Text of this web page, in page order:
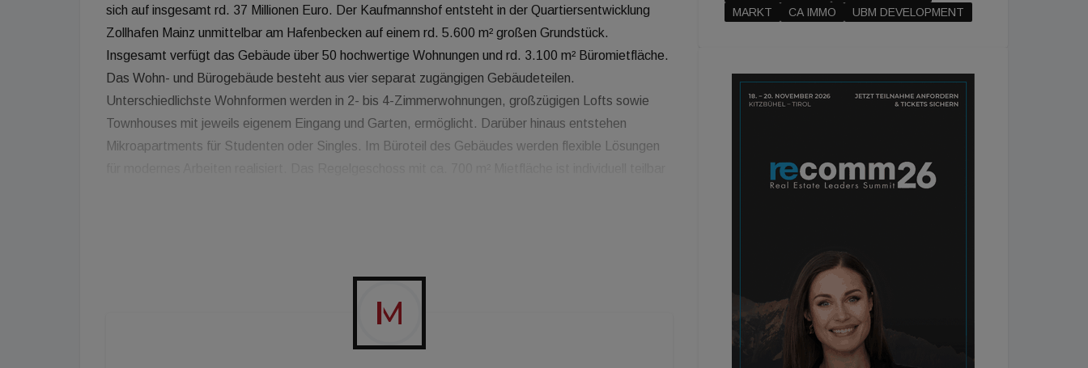
sich auf insgesamt rd. 37 Millionen Euro. Der Kaufmannshof entsteht in der Quartiersentwicklung
Zollhafen Mainz unmittelbar am Hafenbecken auf einem rd. 5.600 m² großen Grundstück.
Insgesamt verfügt das Gebäude über 50 hochwertige Wohnungen und rd. 3.100 m² Büromietfläche.
Das Wohn- und Bürogebäude besteht aus vier separat zugängigen Gebäudeteilen.
Unterschiedlichste Wohnformen werden in 2- bis 4-Zimmerwohnungen, großzügigen Lofts sowie
Townhouses mit jeweils eigenem Eingang und Garten, ermöglicht. Darüber hinaus entstehen
Mikroapartments für Studenten oder Singles. Im Büroteil des Gebäudes werden flexible Lösungen
Eigentumswohnungen im Projekt „Flößerhof“ auf dem benachbarten Baufeld starten. CA Immo und
UBM Development realisieren auch dieses Bauvorhaben in einem Joint Venture.
MARKT
CA IMMO UBM DEVELOPMENT